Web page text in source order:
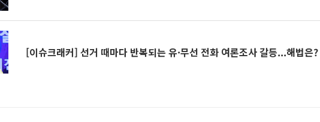
[이슈크래커] 선거 때마다 반복되는 유·무선 전화 여론조사 갈등...해법은?